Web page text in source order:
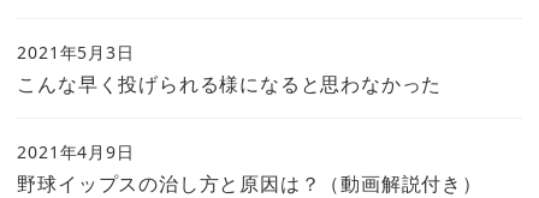
こんな早く投げられる様になると思わなかった
2021年5月3日
野球イップスの治し方と原因は？（動画解説付き）
2021年4月9日